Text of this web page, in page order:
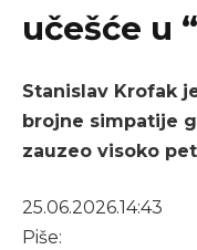
učešće u
Stanislav Krofak
brojne simpatije
zauzeo visoko
25.06.2026.14:43
Piše: